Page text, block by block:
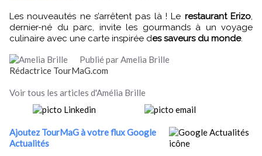
Les nouveautés ne s’arrêtent pas là ! Le restaurant Erizo
dernier-né du parc, invite les gourmands à un voyage
culinaire avec une carte inspirée des saveurs du monde.
Publié par Amelia Brille
Rédactrice TourMaG.com
Voir tous les articles d'Amélia Brille
Ajoutez TourMaG à votre flux Google
Actualités